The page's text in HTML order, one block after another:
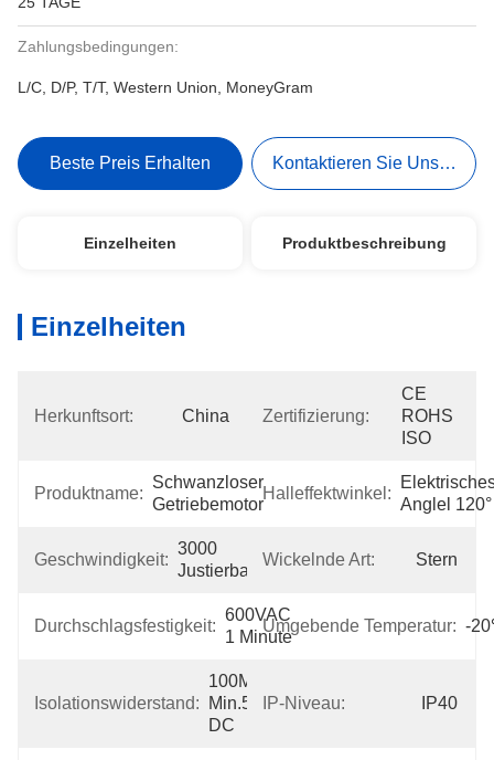
Zahlungsbedingungen:
L/C, D/P, T/T, Western Union, MoneyGram
Beste Preis Erhalten Kontaktieren Sie Uns Jetzt
Einzelheiten Produktbeschreibung
Einzelheiten
Herkunftsort: China Zertifizierung:
CE
ROHS
ISO
Produktname:
Schwanzloser
Getriebemotor
Halleffektwinkel:
Anglel 120°
Geschwindigkeit:
3000
Justierbar
Wickelnde Art: Stern
Durchschlagsfestigkeit:
600VAC
1 Minute
Umgebende Temperatur: -
Isolationswiderstand:
100MΩ
Min.500VC
DC
IP-Niveau: IP40